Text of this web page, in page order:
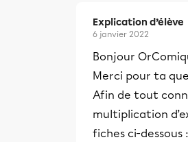
Explication d’élève
6 janvier 2022
Bonjour
Merci pour ta
Afin de tout
multiplication
fiches ci-dessous :